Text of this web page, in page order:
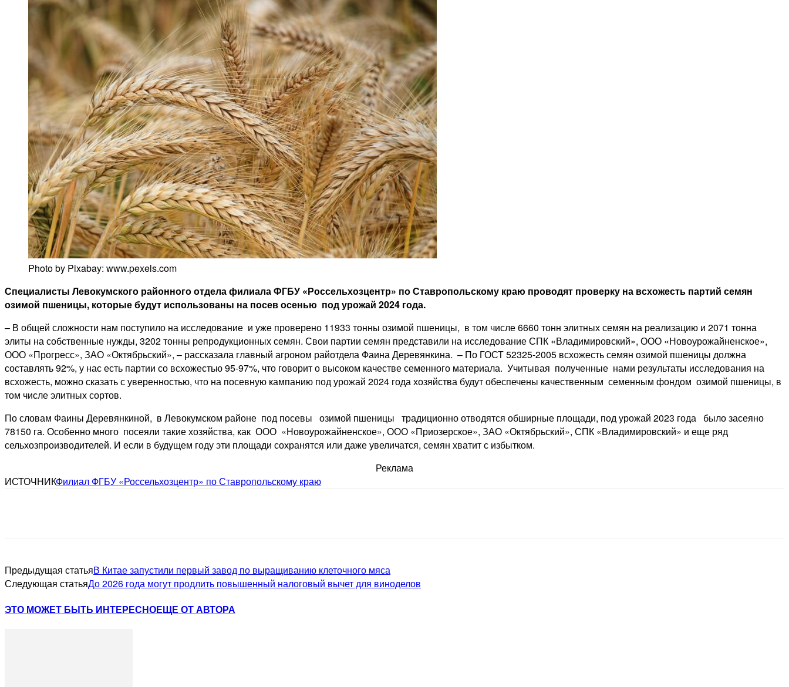
Photo by Pixabay: www.pexels.com
Специалисты Левокумского районного отдела филиала ФГБУ «Россельхозцентр» по Ставропольскому краю проводят проверку на всхожесть партий семян
озимой пшеницы, которые будут использованы на посев осенью под урожай 2024 года.
– В общей сложности нам поступило на исследование и уже проверено 11933 тонны озимой пшеницы, в том числе 6660 тонн элитных семян на реализацию и 2071 тонна
элиты на собственные нужды, 3202 тонны репродукционных семян. Свои партии семян представили на исследование СПК «Владимировский», ООО «Новоурожайненское»,
ООО «Прогресс», ЗАО «Октябрьский», – рассказала главный агроном райотдела Фаина Деревянкина. – По ГОСТ 52325-2005 всхожесть семян озимой пшеницы должна
составлять 92%, у нас есть партии со всхожестью 95-97%, что говорит о высоком качестве семенного материала. Учитывая полученные нами результаты исследования на
всхожесть, можно сказать с уверенностью, что на посевную кампанию под урожай 2024 года хозяйства будут обеспечены качественным семенным фондом озимой пшеницы, в
том числе элитных сортов.
По словам Фаины Деревянкиной, в Левокумском районе под посевы озимой пшеницы традиционно отводятся обширные площади, под урожай 2023 года было засеяно
78150 га. Особенно много посеяли такие хозяйства, как ООО «Новоурожайненское», ООО «Приозерское», ЗАО «Октябрьский», СПК «Владимировский» и еще ряд
сельхозпроизводителей. И если в будущем году эти площади сохранятся или даже увеличатся, семян хватит с избытком.
Реклама
ИСТОЧНИКФилиал ФГБУ «Россельхозцентр» по Ставропольскому краю
Предыдущая статьяВ Китае запустили первый завод по выращиванию клеточного мяса
Следующая статьяДо 2026 года могут продлить повышенный налоговый вычет для виноделов
ЭТО МОЖЕТ БЫТЬ ИНТЕРЕСНОЕЩЕ ОТ АВТОРА